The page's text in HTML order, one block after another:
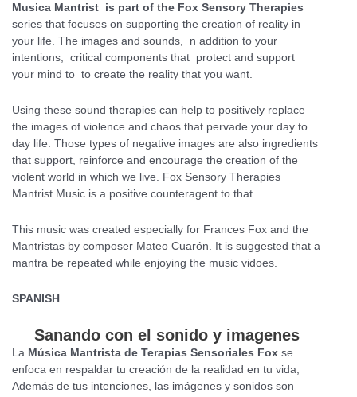
Musica Mantrist is part of the Fox Sensory Therapies
series that focuses on supporting the creation of reality in
your life. The images and sounds, n addition to your
intentions, critical components that protect and support
your mind to to create the reality that you want.
Using these sound therapies can help to positively replace
the images of violence and chaos that pervade your day to
day life. Those types of negative images are also ingredients
that support, reinforce and encourage the creation of the
violent world in which we live. Fox Sensory Therapies
Mantrist Music is a positive counteragent to that.
This music was created especially for Frances Fox and the
Mantristas by composer Mateo Cuarón. It is suggested that a
mantra be repeated while enjoying the music vidoes.
SPANISH
Sanando con el sonido y imagenes
La Música Mantrista de Terapias Sensoriales Fox se
enfoca en respaldar tu creación de la realidad en tu vida;
Además de tus intenciones, las imágenes y sonidos son